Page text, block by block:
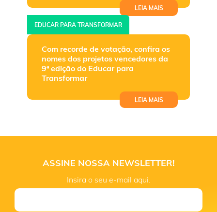
LEIA MAIS
EDUCAR PARA TRANSFORMAR
Com recorde de votação, confira os
nomes dos projetos vencedores da
9ª edição do Educar para
Transformar
LEIA MAIS
ASSINE NOSSA NEWSLETTER!
Insira o seu e-mail aqui.